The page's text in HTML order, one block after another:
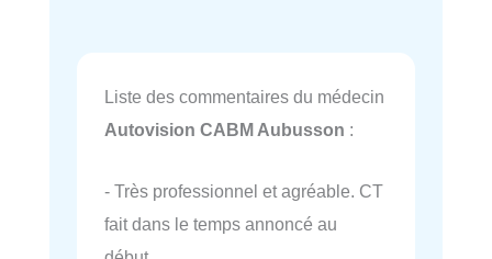
Liste des commentaires du médecin
Autovision CABM Aubusson :
- Très professionnel et agréable. CT
fait dans le temps annoncé au